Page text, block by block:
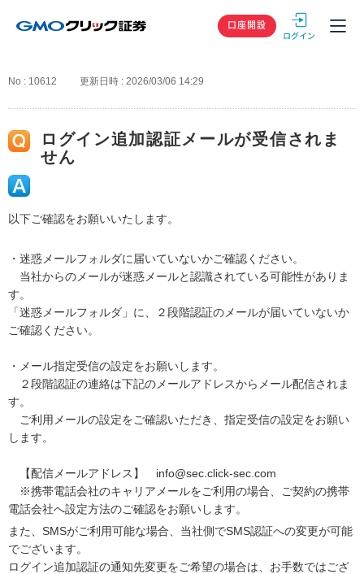
GMOクリック
口座開設
No : 10612 更新日時 : 2026/03/06 14:29
ログイン追加認証メールが受信されま
せん
以下ご確認をお願いいたします。
・迷惑メールフォルダに届いていないかご確認ください。
当社からのメールが迷惑メールと認識されている可能性がありま
す。
「迷惑メールフォルダ」に、２段階認証のメールが届いていないか
ご確認ください。
・メール指定受信の設定をお願いします。
２段階認証の連絡は下記のメールアドレスからメール配信されま
す。
ご利用メールの設定をご確認いただき、指定受信の設定をお願い
します。
【配信メールアドレス】 info@sec.click-sec.com
※携帯電話会社のキャリアメールをご利用の場合、ご契約の携帯
電話会社へ設定方法のご確認をお願いします。
また、SMSがご利用可能な場合、当社側でSMS認証への変更が可能
でございます。
ログイン追加認証の通知先変更をご希望の場合は、お手数ではござ